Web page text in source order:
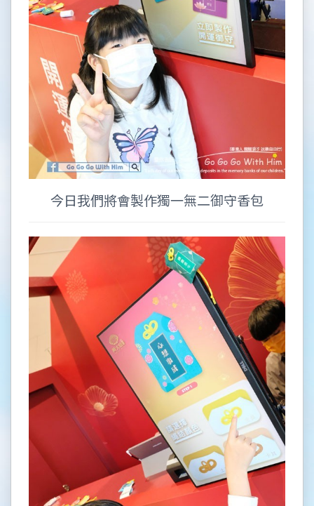
今日我們將會製作獨一無二御守香包